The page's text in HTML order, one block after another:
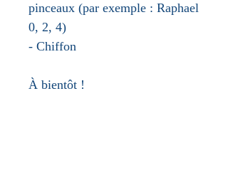
pinceaux (par exemple : Raphael
0, 2, 4)
- Chiffon
À bientôt !